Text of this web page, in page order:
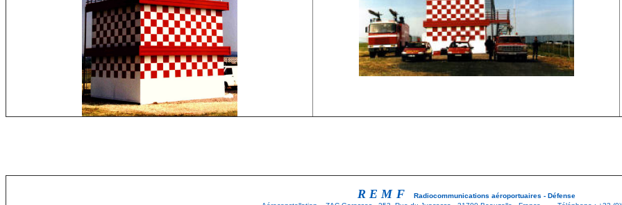
REMF
Radiocommunications aéroportuaires - Défense